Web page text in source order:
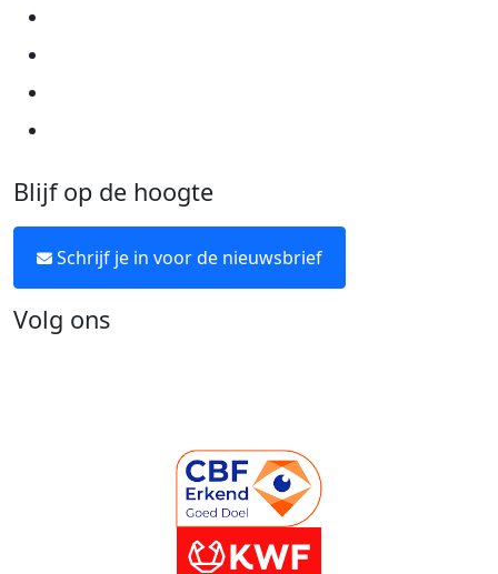
Blijf op de hoogte
Schrijf je in voor de nieuwsbrief
Volg ons